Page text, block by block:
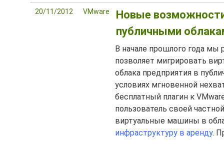
20/11/2012 VMware
Новые
публичными
В начале прошлого года
позволяет мигрировать
облака предприятия в
условиях мгновенной
бесплатный плагин к
пользователь своей
виртуальные машины в
инфраструктуру в аренду.